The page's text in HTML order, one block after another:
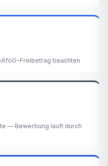
Freibetrag beachten
— Bewerbung läuft durch